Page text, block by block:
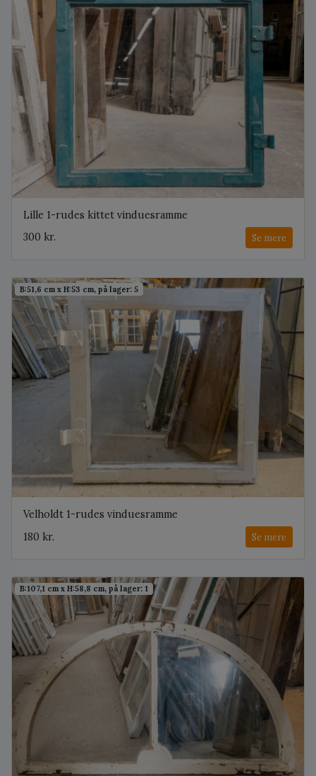
Lille 1-rudes kittet vinduesramme
300 kr.
Se mere
B:51,6 cm x H:53 cm, på lager: 5
Velholdt 1-rudes vinduesramme
180 kr.
Se mere
B:107,1 cm x H:58,8 cm, på lager: 1